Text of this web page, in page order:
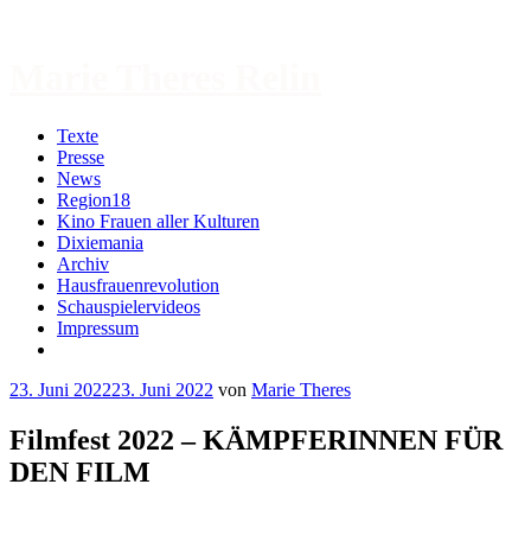
Texte
Presse
News
Region18
Kino Frauen aller Kulturen
Dixiemania
Archiv
Hausfrauenrevolution
Schauspielervideos
Impressum
23. Juni 202223. Juni 2022 von Marie Theres
Filmfest 2022 – KÄMPFERINNEN FÜR
DEN FILM